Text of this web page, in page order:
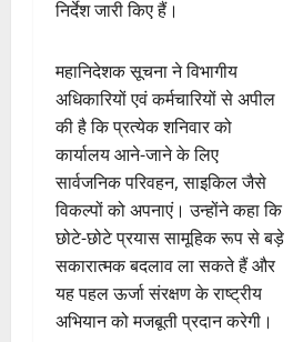
निर्देश जारी किए हैं।
महानिदेशक सूचना ने विभागीय
अधिकारियों एवं कर्मचारियों से अपील
की है कि प्रत्येक शनिवार को
कार्यालय आने-जाने के लिए
सार्वजनिक परिवहन, साइकिल जैसे
विकल्पों को अपनाएं। उन्होंने कहा कि
छोटे-छोटे प्रयास सामूहिक रूप से बड़े
सकारात्मक बदलाव ला सकते हैं और
यह पहल ऊर्जा संरक्षण के राष्ट्रीय
अभियान को मजबूती प्रदान करेगी।